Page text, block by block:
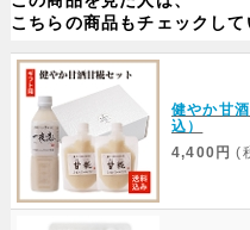
こちらの商品もチェックして
健やか甘
込）
4,400円 (